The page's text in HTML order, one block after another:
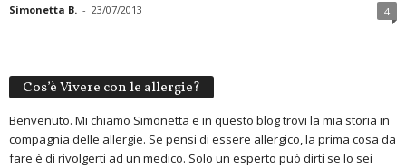
Simonetta B. - 23/07/2013 4
Cos’è Vivere con le allergie?
Benvenuto. Mi chiamo Simonetta e in questo blog trovi la mia storia in
compagnia delle allergie. Se pensi di essere allergico, la prima cosa da
fare è di rivolgerti ad un medico. Solo un esperto può dirti se lo sei